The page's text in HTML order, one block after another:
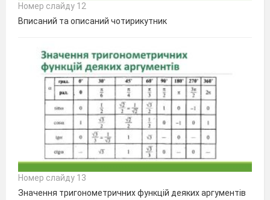
Номер слайду 12
Вписаний та описаний чотирикутник
Номер слайду 13
Значення тригонометричних функцій деяких аргументів